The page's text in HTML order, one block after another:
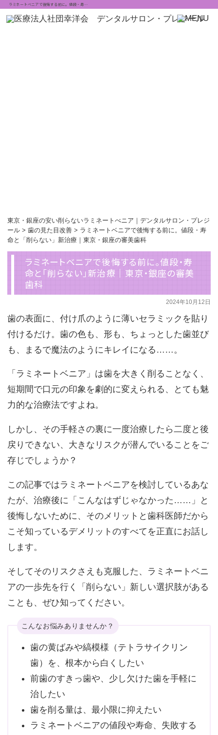
ラミネートベニアで後悔する前に。値段・寿…
東京・銀座の安い削らないラミネートべニア｜デンタルサロン・プレジ
ール> 歯の見た目改善> ラミネートベニアで後悔する前に。値段・寿
命と「削らない」新治療｜東京・銀座の審美歯科
ラミネートベニアで後悔する前に。値段・寿
命と「削らない」新治療｜東京・銀座の審美
歯科
2024年10月12日
歯の表面に、付け爪のように薄いセラミックを貼り
付けるだけ。歯の色も、形も、ちょっとした歯並び
も、まるで魔法のようにキレイになる……。
「ラミネートベニア」は歯を大きく削ることなく、
短期間で口元の印象を劇的に変えられる、とても魅
力的な治療法ですよね。
しかし、その手軽さの裏に一度治療したら二度と後
戻りできない、大きなリスク が潜んでいることをご
存じでしょうか？
この記事ではラミネートベニアを検討しているあな
たが、治療後に「こんなはずじゃなかった……」と
後悔しないために、そのメリットと歯科医師だから
こそ知っているデメリットのすべてを正直にお話し
します。
そしてそのリスクさえも克服した、
ラミネートベニ
アの一歩先を行く
「削らない」新しい選択肢がある
ことも、ぜひ知ってください。
こんなお悩みありませんか？
歯の黄ばみや縞模様（テトラサイクリン
歯）を、根本から白くしたい
前歯のすきっ歯や、少し欠けた歯を手軽に
治したい
歯を削る量は、最小限に抑えたい
ラミネートベニアの値段や寿命、失敗する